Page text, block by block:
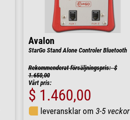
Avalon
StarGo Stand Alone Controler Bluetooth
Rekommenderat försäljningspris: $
1.650,00
Vårt pris:
$ 1.460,00
leveransklar om 3-5 veckor